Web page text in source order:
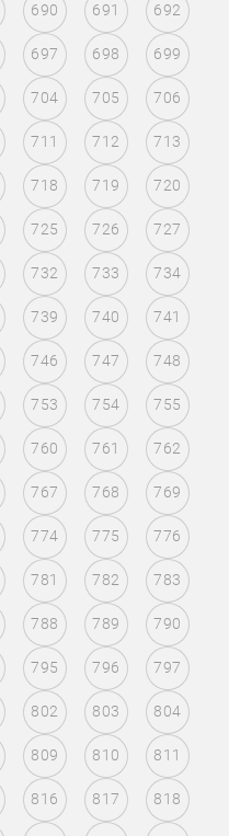
690 691 692
697 698 699
704 705 706
711 712 713
718 719 720
725 726 727
732 733 734
739 740 741
746 747 748
753 754 755
760 761 762
767 768 769
774 775 776
781 782 783
788 789 790
795 796 797
802 803 804
809 810 811
816 817 818